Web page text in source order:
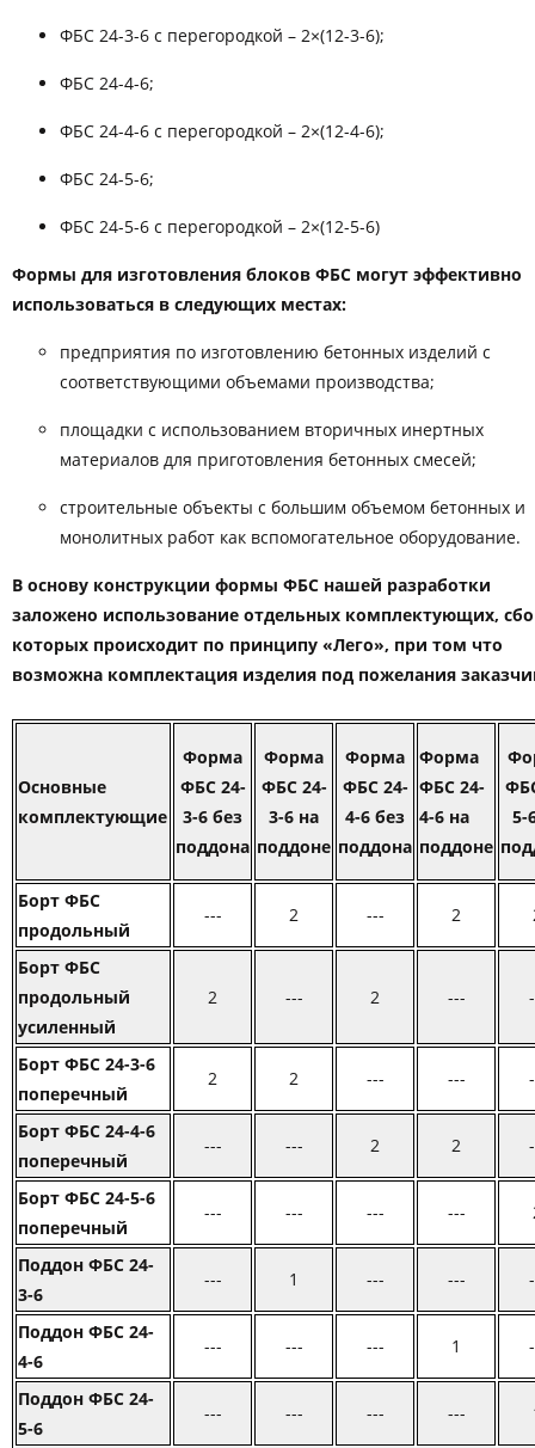
ФБС 24-3-6 с перегородкой – 2×(12-3-6);
ФБС 24-4-6;
ФБС 24-4-6 с перегородкой – 2×(12-4-6);
ФБС 24-5-6;
ФБС 24-5-6 с перегородкой – 2×(12-5-6)
Формы для изготовления блоков ФБС могут эффективно
использоваться в следующих местах:
предприятия по изготовлению бетонных изделий с
соответствующими объемами производства;
площадки с использованием вторичных инертных
материалов для приготовления бетонных смесей;
строительные объекты с большим объемом бетонных и
монолитных работ как вспомогательное оборудование.
В основу конструкции формы ФБС нашей разработки
заложено использование отдельных комплектующих,
которых происходит по принципу «Лего», при том что
возможна комплектация изделия под пожелания
Основные
комплектующие
Форма
ФБС 24-
3-6 без
поддона
Форма
ФБС 24-
3-6 на
поддоне
Форма
ФБС 24-
4-6 без
поддона
Форма
ФБС 24-
4-6 на
поддоне
5-
Борт ФБС
продольный
--- 2 --- 2
Борт ФБС
продольный
усиленный
2 --- 2 ---
Борт ФБС 24-3-6
поперечный
2 2 --- ---
Борт ФБС 24-4-6
поперечный
--- --- 2 2
Борт ФБС 24-5-6
поперечный
--- --- --- ---
Поддон ФБС 24-
3-6
--- 1 --- ---
Поддон ФБС 24-
4-6
--- --- --- 1
Поддон ФБС 24-
5-6
--- --- --- ---